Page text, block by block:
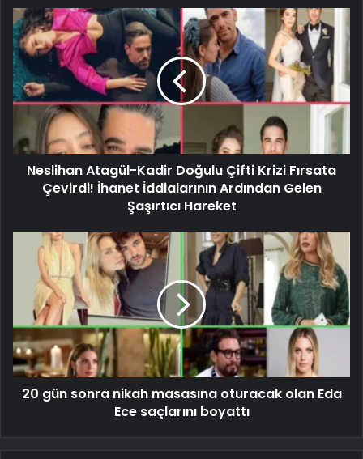
Neslihan Atagül-Kadir Doğulu Çifti Krizi Fırsata
Çevirdi! İhanet İddialarının Ardından Gelen
Şaşırtıcı Hareket
20 gün sonra nikah masasına oturacak olan Eda
Ece saçlarını boyattı